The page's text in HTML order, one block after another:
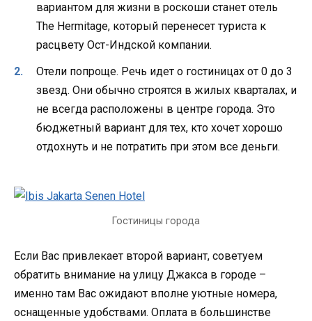
вариантом для жизни в роскоши станет отель
The Hermitage, который перенесет туриста к
расцвету Ост-Индской компании.
Отели попроще. Речь идет о гостиницах от 0 до 3
звезд. Они обычно строятся в жилых кварталах, и
не всегда расположены в центре города. Это
бюджетный вариант для тех, кто хочет хорошо
отдохнуть и не потратить при этом все деньги.
Гостиницы города
Если Вас привлекает второй вариант, советуем
обратить внимание на улицу Джакса в городе –
именно там Вас ожидают вполне уютные номера,
оснащенные удобствами. Оплата в большинстве